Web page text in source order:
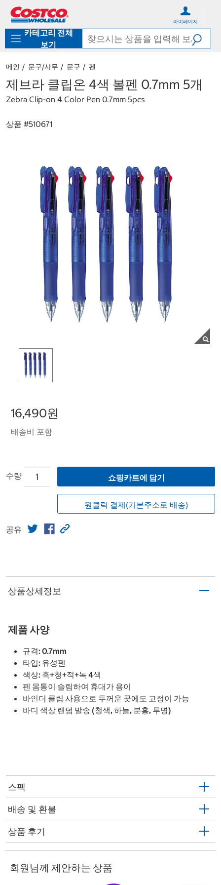
로
기
가
마이페이지
카테고리 전체
보기
메인 문구/사무 문구 펜
제브라 클립온 4색 볼펜 0.7mm 5개
Zebra Clip-on 4 Color Pen 0.7mm 5pcs
상품 #510671
16,490원
배송비 포함
수량 쇼핑카트에 담기
원클릭 결제(기본주소로 배송)
공유
상품상세정보
제품 사양
규격: 0.7mm
타입: 유성펜
색상: 흑+청+적+녹 4색
펜 몸통이 슬림하여 휴대가 용이
바인더 클립 사용으로 두꺼운 곳에도 고정이 가능
바디 색상 랜덤 발송 (청색, 하늘, 분홍, 투명)
스펙
배송 및 환불
상품 후기
회원님께 제안하는 상품